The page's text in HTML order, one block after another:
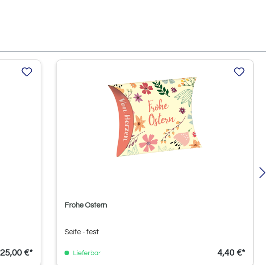
25,00 €*
Frohe Ostern
Seife - fest
Lieferbar 4,40 €*